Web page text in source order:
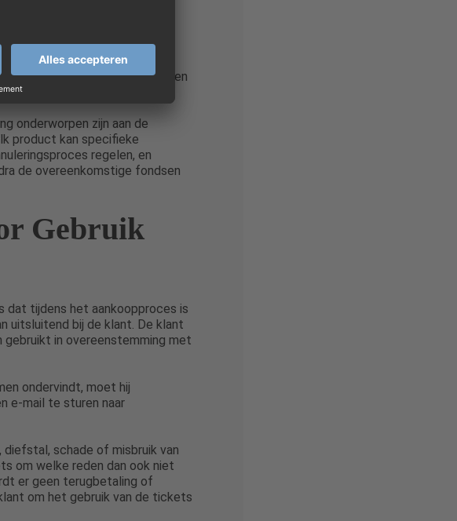
de klant de
geschikte datum kan worden
onderworpen zijn aan de
product kan specifieke
regelen, en
de overeenkomstige fondsen
Gebruik
dat tijdens het aankoopproces is
uitsluitend bij de klant. De klant
in overeenstemming met
ondervindt, moet hij
e-mail te sturen naar
schade of misbruik van
om welke reden dan ook niet
er geen terugbetaling of
om het gebruik van de tickets